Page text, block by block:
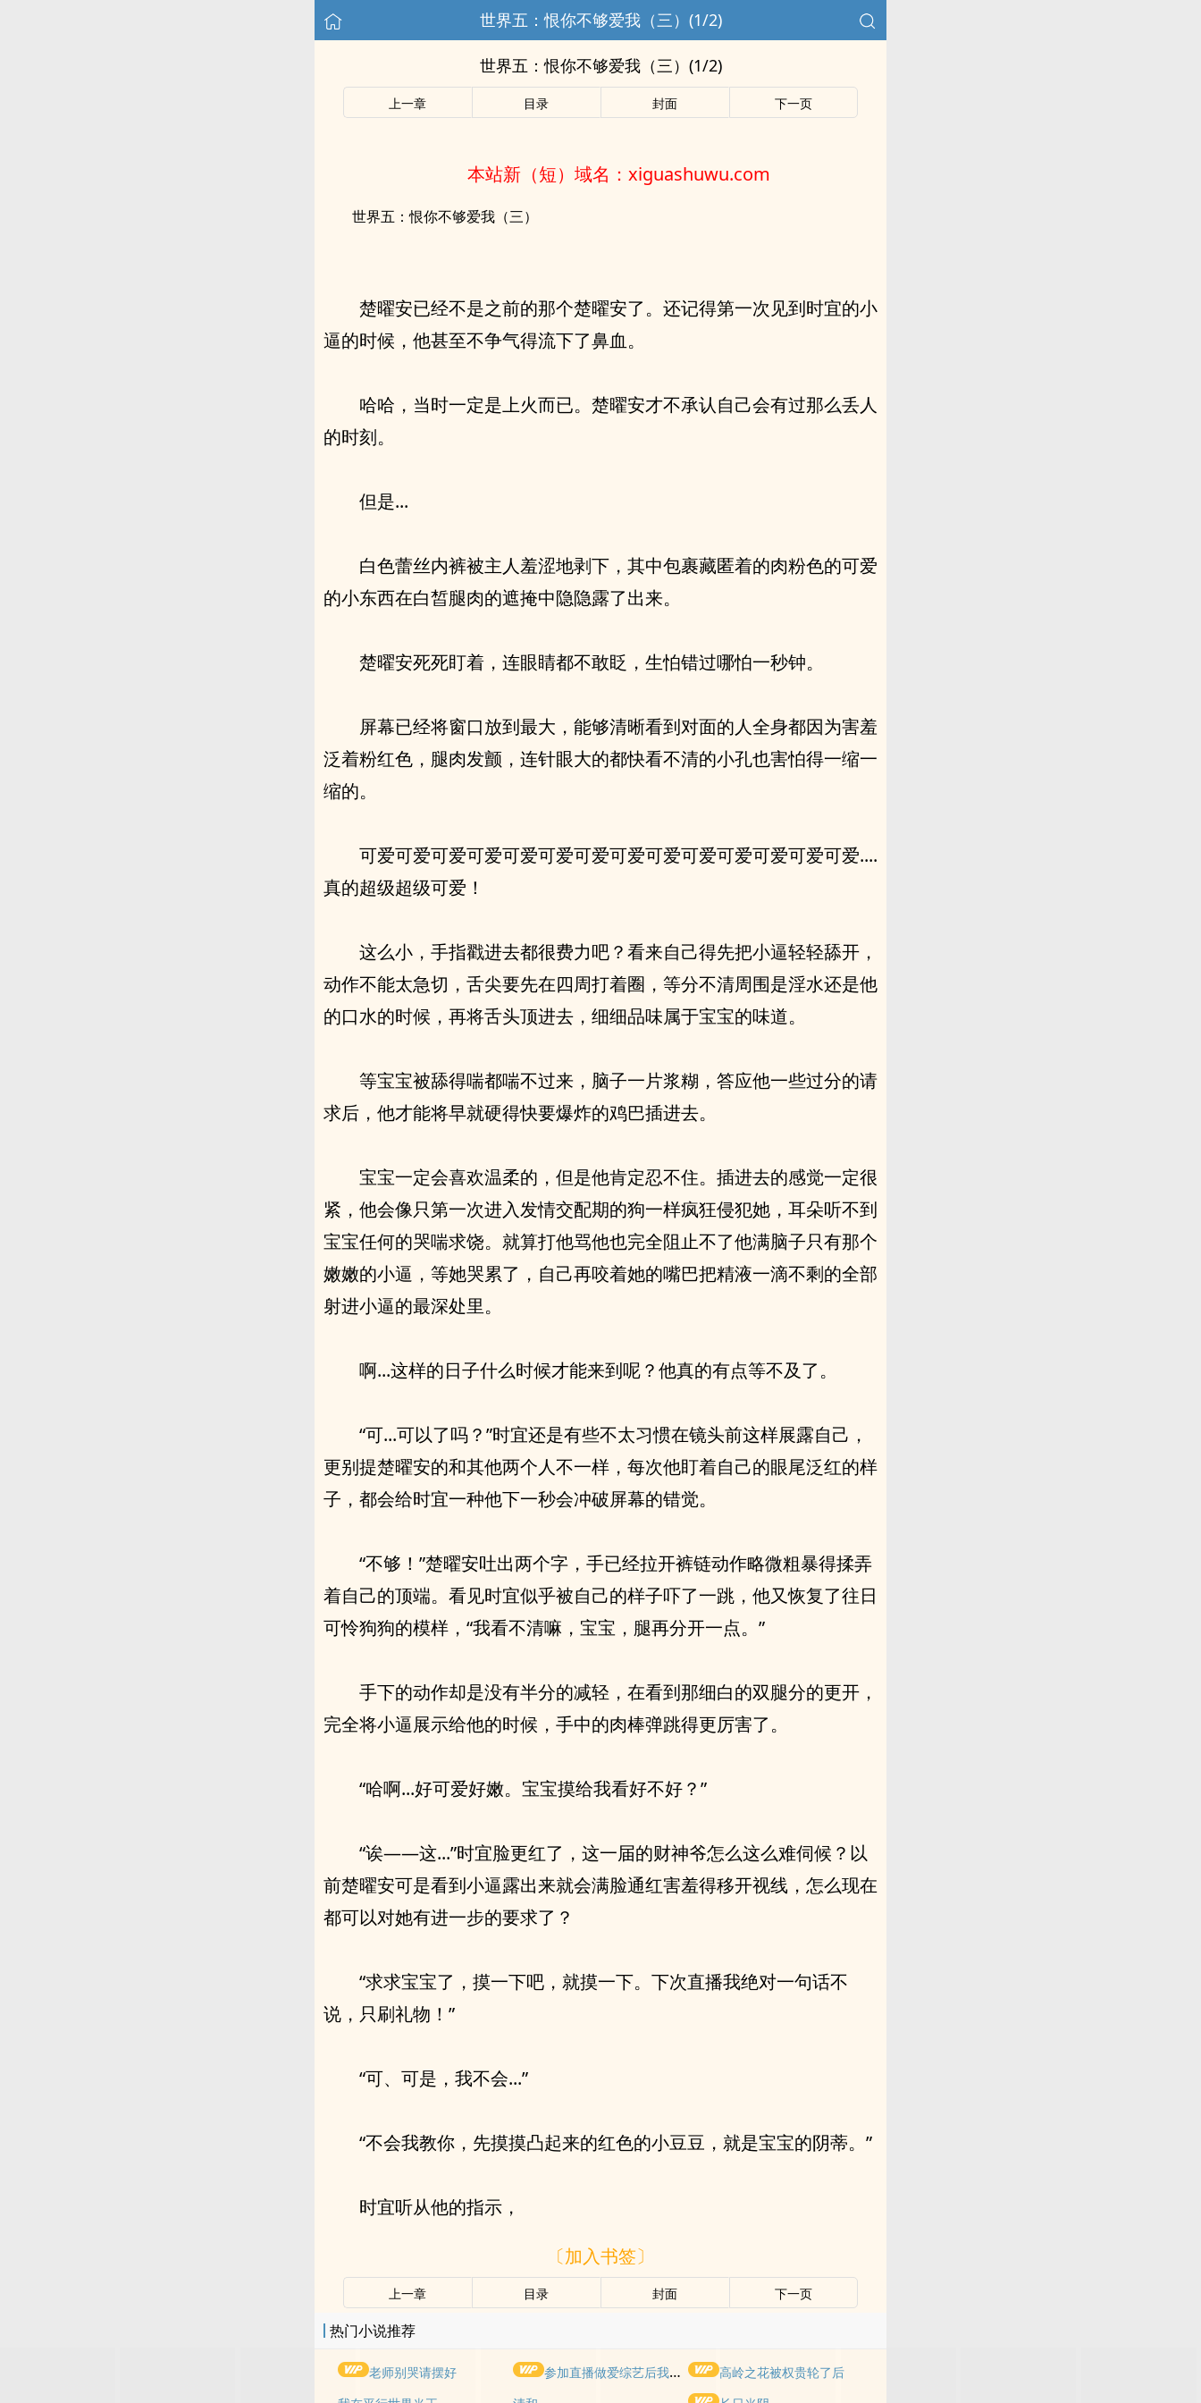
世界五：恨你不够爱我（三）(1/2)
世界五：恨你不够爱我（三）(1/2)
上一章 目录 封面 下一页
本站新（短）域名：xiguashuwu.com
世界五：恨你不够爱我（三）
楚曜安已经不是之前的那个楚曜安了。还记得第一次见到时宜的小
逼的时候，他甚至不争气得流下了鼻血。
哈哈，当时一定是上火而已。楚曜安才不承认自己会有过那么丢人
的时刻。
但是...
白色蕾丝内裤被主人羞涩地剥下，其中包裹藏匿着的肉粉色的可爱
的小东西在白皙腿肉的遮掩中隐隐露了出来。
楚曜安死死盯着，连眼睛都不敢眨，生怕错过哪怕一秒钟。
屏幕已经将窗口放到最大，能够清晰看到对面的人全身都因为害羞
泛着粉红色，腿肉发颤，连针眼大的都快看不清的小孔也害怕得一缩一
缩的。
可爱可爱可爱可爱可爱可爱可爱可爱可爱可爱可爱可爱可爱可爱....
真的超级超级可爱！
这么小，手指戳进去都很费力吧？看来自己得先把小逼轻轻舔开，
动作不能太急切，舌尖要先在四周打着圈，等分不清周围是淫水还是他
的口水的时候，再将舌头顶进去，细细品味属于宝宝的味道。
等宝宝被舔得喘都喘不过来，脑子一片浆糊，答应他一些过分的请
求后，他才能将早就硬得快要爆炸的鸡巴插进去。
宝宝一定会喜欢温柔的，但是他肯定忍不住。插进去的感觉一定很
紧，他会像只第一次进入发情交配期的狗一样疯狂侵犯她，耳朵听不到
宝宝任何的哭喘求饶。就算打他骂他也完全阻止不了他满脑子只有那个
嫩嫩的小逼，等她哭累了，自己再咬着她的嘴巴把精液一滴不剩的全部
射进小逼的最深处里。
啊...这样的日子什么时候才能来到呢？他真的有点等不及了。
“可...可以了吗？”时宜还是有些不太习惯在镜头前这样展露自己，
更别提楚曜安的和其他两个人不一样，每次他盯着自己的眼尾泛红的样
子，都会给时宜一种他下一秒会冲破屏幕的错觉。
“不够！”楚曜安吐出两个字，手已经拉开裤链动作略微粗暴得揉弄
着自己的顶端。看见时宜似乎被自己的样子吓了一跳，他又恢复了往日
可怜狗狗的模样，“我看不清嘛，宝宝，腿再分开一点。”
手下的动作却是没有半分的减轻，在看到那细白的双腿分的更开，
完全将小逼展示给他的时候，手中的肉棒弹跳得更厉害了。
“哈啊...好可爱好嫩。宝宝摸给我看好不好？”
“诶——这...”时宜脸更红了，这一届的财神爷怎么这么难伺候？以
前楚曜安可是看到小逼露出来就会满脸通红害羞得移开视线，怎么现在
都可以对她有进一步的要求了？
“求求宝宝了，摸一下吧，就摸一下。下次直播我绝对一句话不
说，只刷礼物！”
“可、可是，我不会...”
“不会我教你，先摸摸凸起来的红色的小豆豆，就是宝宝的阴蒂。”
时宜听从他的指示，
〔加入书签〕
上一章 目录 封面 下一页
热门小说推荐
老师别哭请摆好 参加直播做爱综艺后我火了(NPH)
高岭之花被权贵轮了后